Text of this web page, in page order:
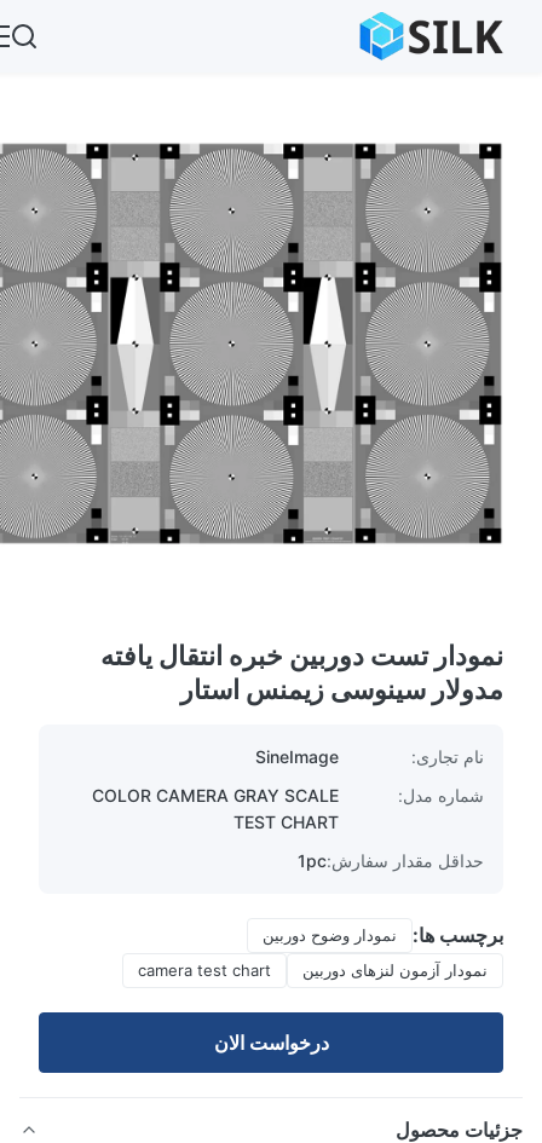
نمودار تست دوربین خبره انتقال یافته
مدولار سینوسی زیمنس استار
نام تجاری:
SineImage
شماره مدل:
COLOR CAMERA GRAY SCALE
TEST CHART
حداقل مقدار سفارش:1pc
برچسب ها:
نمودار وضوح دوربین
نمودار آزمون لنزهای دوربین
camera test chart
درخواست الان
محصول